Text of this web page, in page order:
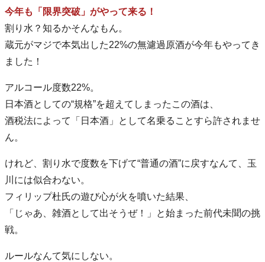
今年も「限界突破」がやって来る！
割り水？知るかそんなもん。
蔵元がマジで本気出した22%の無濾過原酒が今年もやってき
ました！
アルコール度数22%。
日本酒としての“規格”を超えてしまったこの酒は、
酒税法によって「日本酒」として名乗ることすら許されませ
ん。
けれど、割り水で度数を下げて“普通の酒”に戻すなんて、玉
川には似合わない。
フィリップ杜氏の遊び心が火を噴いた結果、
「じゃあ、雑酒として出そうぜ！」と始まった前代未聞の挑
戦。
ルールなんて気にしない。